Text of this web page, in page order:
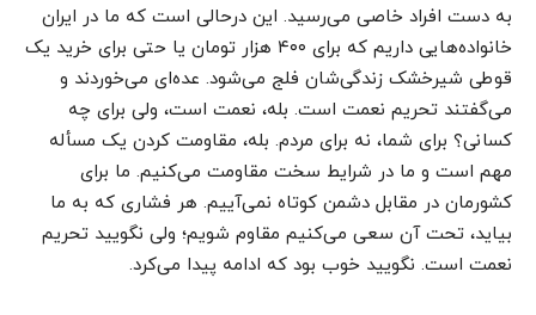
به دست افراد خاصی می‌رسید. این درحالی است که ما در ایران
خانواده‌هایی داریم که برای ۴۰۰ هزار تومان یا حتی برای خرید یک
قوطی شیرخشک زندگی‌شان فلج می‌شود. عده‌ای می‌خوردند و
می‌گفتند تحریم نعمت است. بله، نعمت است، ولی برای چه
کسانی؟ برای شما، نه برای مردم. بله، مقاومت کردن یک مسأله
مهم است و ما در شرایط سخت مقاومت می‌کنیم. ما برای
کشورمان در مقابل دشمن کوتاه نمی‌آییم. هر فشاری که به ما
بیاید، تحت آن سعی می‌کنیم مقاوم شویم؛ ولی نگویید تحریم
نعمت است. نگویید خوب بود که ادامه پیدا می‌کرد.